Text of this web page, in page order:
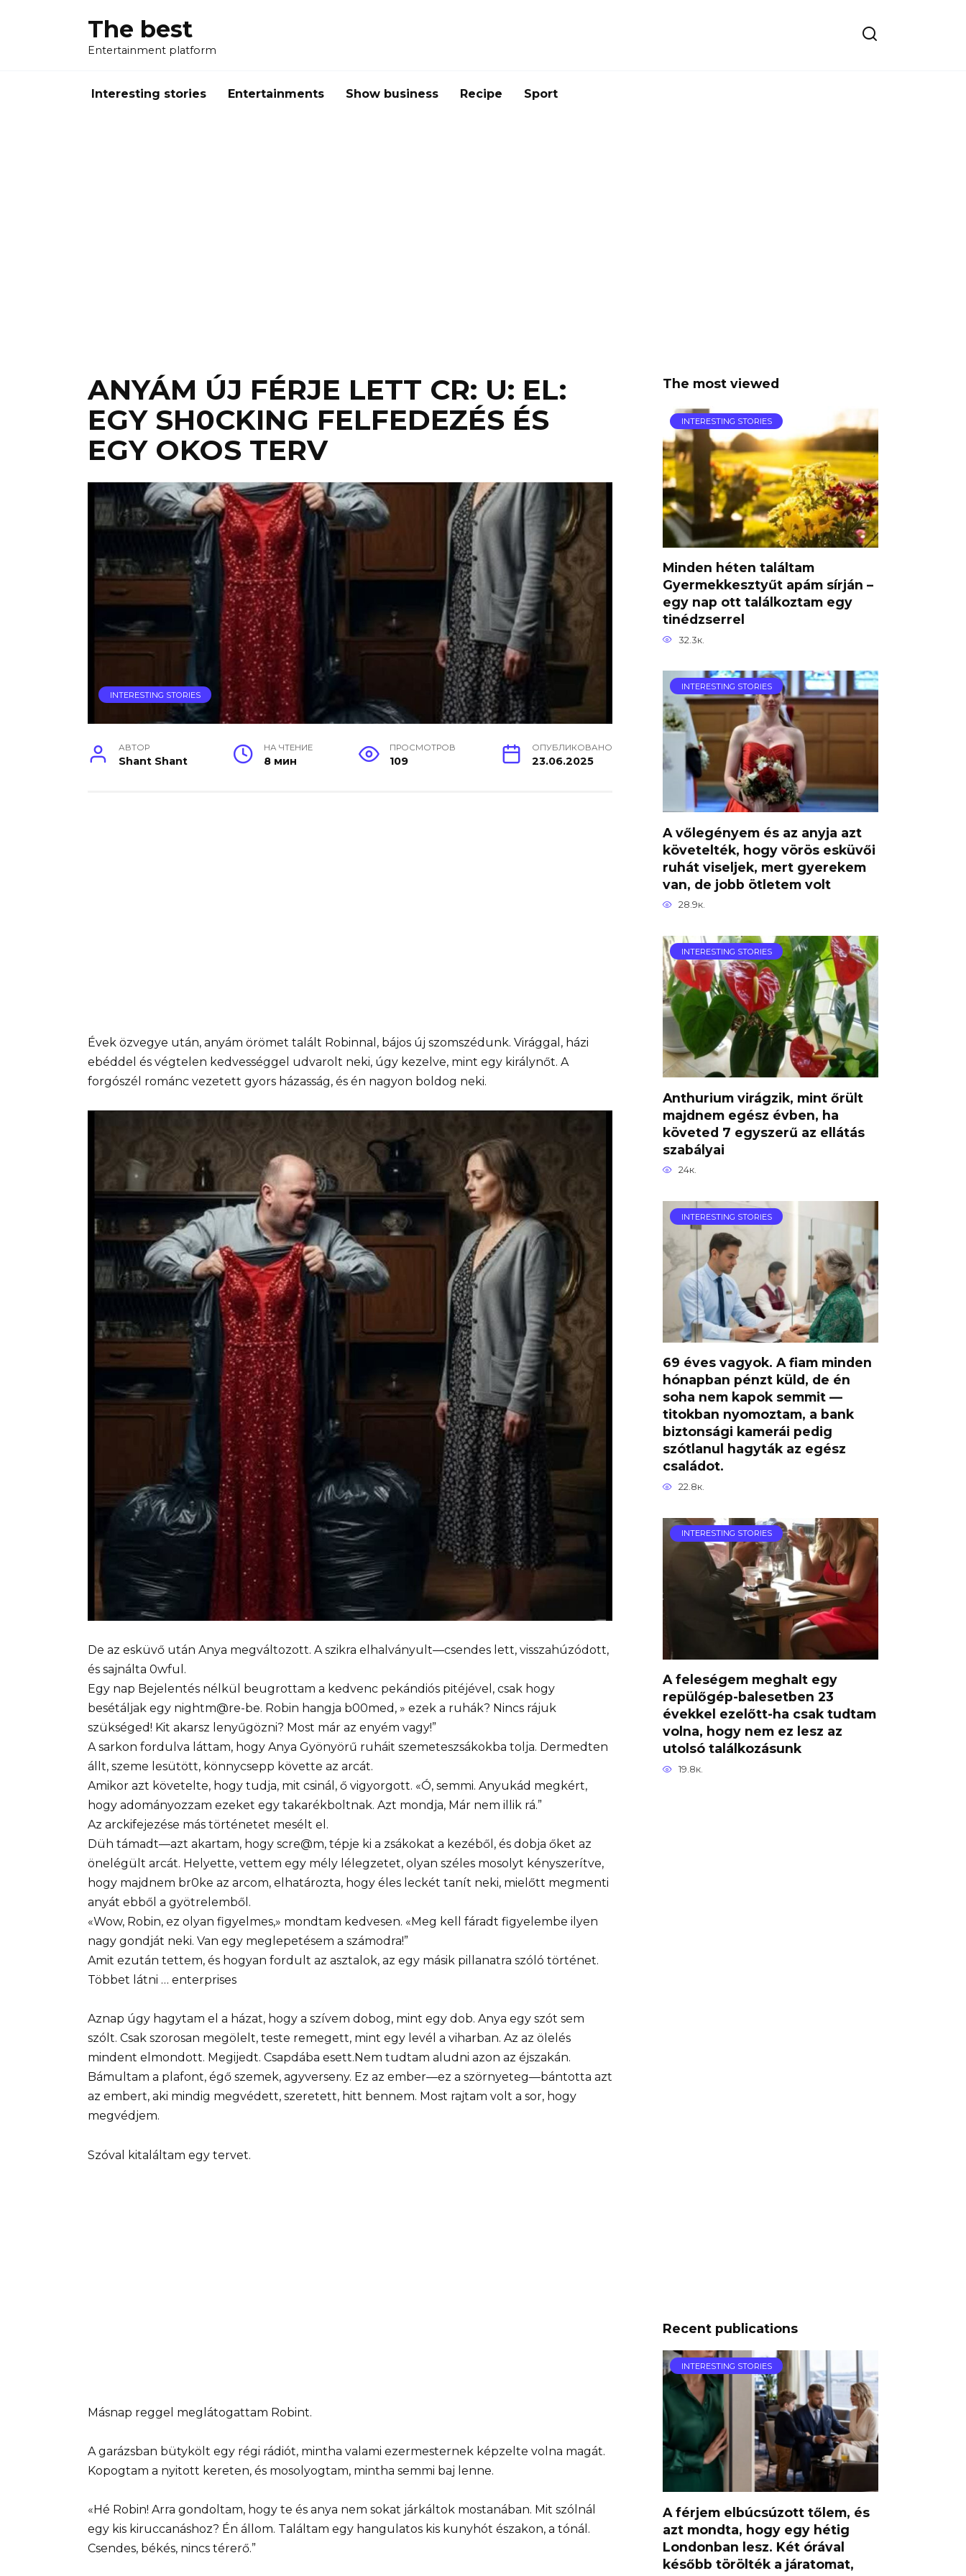
The best
Entertainment platform
Interesting stories Entertainments Show business Recipe Sport
ANYÁM ÚJ FÉRJE LETT CR: U: EL:
EGY SH0CKING FELFEDEZÉS ÉS
EGY OKOS TERV
INTERESTING STORIES
АВТОР
Shant Shant
НА ЧТЕНИЕ
8 мин
ПРОСМОТРОВ
109
ОПУБЛИКОВАНО
23.06.2025
Évek özvegye után, anyám örömet talált Robinnal, bájos új szomszédunk. Virággal, házi
ebéddel és végtelen kedvességgel udvarolt neki, úgy kezelve, mint egy királynőt. A
forgószél románc vezetett gyors házasság, és én nagyon boldog neki.
De az esküvő után Anya megváltozott. A szikra elhalványult—csendes lett, visszahúzódott,
és sajnálta 0wful.
Egy nap Bejelentés nélkül beugrottam a kedvenc pekándiós pitéjével, csak hogy
besétáljak egy nightm@re-be. Robin hangja b00med, » ezek a ruhák? Nincs rájuk
szükséged! Kit akarsz lenyűgözni? Most már az enyém vagy!”
A sarkon fordulva láttam, hogy Anya Gyönyörű ruháit szemeteszsákokba tolja. Dermedten
állt, szeme lesütött, könnycsepp követte az arcát.
Amikor azt követelte, hogy tudja, mit csinál, ő vigyorgott. «Ó, semmi. Anyukád megkért,
hogy adományozzam ezeket egy takarékboltnak. Azt mondja, Már nem illik rá.”
Az arckifejezése más történetet mesélt el.
Düh támadt—azt akartam, hogy scre@m, tépje ki a zsákokat a kezéből, és dobja őket az
önelégült arcát. Helyette, vettem egy mély lélegzetet, olyan széles mosolyt kényszerítve,
hogy majdnem br0ke az arcom, elhatározta, hogy éles leckét tanít neki, mielőtt megmenti
anyát ebből a gyötrelemből.
«Wow, Robin, ez olyan figyelmes,» mondtam kedvesen. «Meg kell fáradt figyelembe ilyen
nagy gondját neki. Van egy meglepetésem a számodra!”
Amit ezután tettem, és hogyan fordult az asztalok, az egy másik pillanatra szóló történet.
Többet látni … enterprises
Aznap úgy hagytam el a házat, hogy a szívem dobog, mint egy dob. Anya egy szót sem
szólt. Csak szorosan megölelt, teste remegett, mint egy levél a viharban. Az az ölelés
mindent elmondott. Megijedt. Csapdába esett.Nem tudtam aludni azon az éjszakán.
Bámultam a plafont, égő szemek, agyverseny. Ez az ember—ez a szörnyeteg—bántotta azt
az embert, aki mindig megvédett, szeretett, hitt bennem. Most rajtam volt a sor, hogy
megvédjem.
Szóval kitaláltam egy tervet.
Másnap reggel meglátogattam Robint.
A garázsban bütykölt egy régi rádiót, mintha valami ezermesternek képzelte volna magát.
Kopogtam a nyitott kereten, és mosolyogtam, mintha semmi baj lenne.
«Hé Robin! Arra gondoltam, hogy te és anya nem sokat járkáltok mostanában. Mit szólnál
egy kis kiruccanáshoz? Én állom. Találtam egy hangulatos kis kunyhót északon, a tónál.
Csendes, békés, nincs térerő.”
The most viewed
INTERESTING STORIES
Minden héten találtam
Gyermekkesztyűt apám sírján –
egy nap ott találkoztam egy
tinédzserrel
32.3к.
INTERESTING STORIES
A vőlegényem és az anyja azt
követelték, hogy vörös esküvői
ruhát viseljek, mert gyerekem
van, de jobb ötletem volt
28.9к.
INTERESTING STORIES
Anthurium virágzik, mint őrült
majdnem egész évben, ha
követed 7 egyszerű az ellátás
szabályai
24к.
INTERESTING STORIES
69 éves vagyok. A fiam minden
hónapban pénzt küld, de én
soha nem kapok semmit —
titokban nyomoztam, a bank
biztonsági kamerái pedig
szótlanul hagyták az egész
családot.
22.8к.
INTERESTING STORIES
A feleségem meghalt egy
repülőgép-balesetben 23
évekkel ezelőtt-ha csak tudtam
volna, hogy nem ez lesz az
utolsó találkozásunk
19.8к.
Recent publications
INTERESTING STORIES
A férjem elbúcsúzott tőlem, és
azt mondta, hogy egy hétig
Londonban lesz. Két órával
később törölték a járatomat,